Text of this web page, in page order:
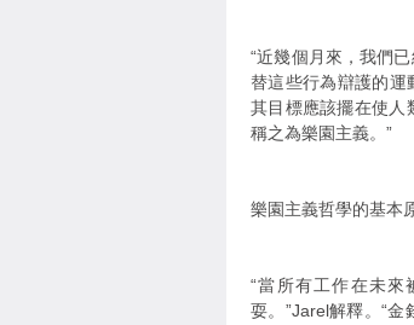
“近幾個月來，我們
替這些行為辯護的運
其目標應該擺在使人
稱之為樂園主義。”
樂園主義哲學的基本
“當所有工作在未
耍。”Jarel解釋。“